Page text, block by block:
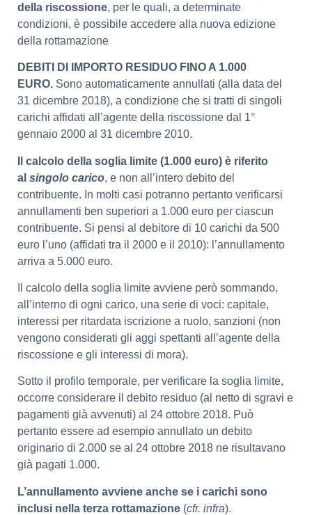
della riscossione, per le quali, a determinate
condizioni, è possibile accedere alla nuova edizione
della rottamazione
DEBITI DI IMPORTO RESIDUO FINO A 1.000
EURO. Sono automaticamente annullati (alla data del
31 dicembre 2018), a condizione che si tratti di singoli
carichi affidati all’agente della riscossione dal 1°
gennaio 2000 al 31 dicembre 2010.
Il calcolo della soglia limite (1.000 euro) è riferito
al singolo carico, e non all’intero debito del
contribuente. In molti casi potranno pertanto verificarsi
annullamenti ben superiori a 1.000 euro per ciascun
contribuente. Si pensi al debitore di 10 carichi da 500
euro l’uno (affidati tra il 2000 e il 2010): l’annullamento
arriva a 5.000 euro.
Il calcolo della soglia limite avviene però sommando,
all’interno di ogni carico, una serie di voci: capitale,
interessi per ritardata iscrizione a ruolo, sanzioni (non
vengono considerati gli aggi spettanti all’agente della
riscossione e gli interessi di mora).
Sotto il profilo temporale, per verificare la soglia limite,
occorre considerare il debito residuo (al netto di sgravi e
pagamenti già avvenuti) al 24 ottobre 2018. Può
pertanto essere ad esempio annullato un debito
originario di 2.000 se al 24 ottobre 2018 ne risultavano
già pagati 1.000.
L’annullamento avviene anche se i carichi sono
inclusi nella terza rottamazione (cfr. infra).